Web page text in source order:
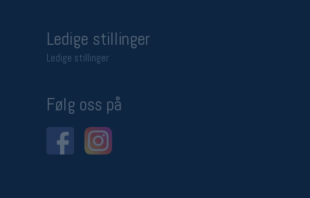
Ledige stillinger
Ledige stillinger
Følg oss på